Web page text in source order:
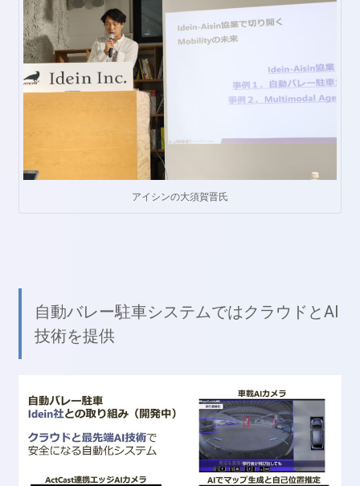
アイシンの大須賀晋氏
自動バレー駐車システムではクラウドとAI
技術を提供